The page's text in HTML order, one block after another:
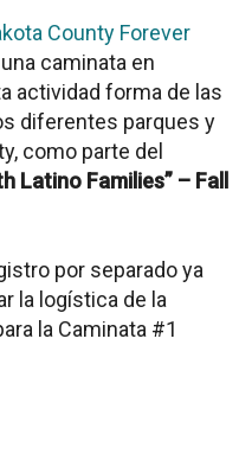
County Forever
caminata en
actividad forma de las
diferentes parques y
como parte del
Latino Families” – Fall
por separado ya
la logística de la
la Caminata #1